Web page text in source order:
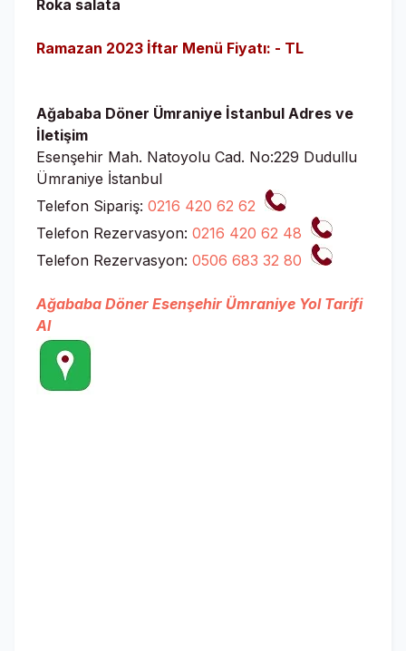
Roka salata
Ramazan 2023 İftar Menü Fiyatı: - TL
Ağababa Döner Ümraniye İstanbul Adres ve
İletişim
Esenşehir Mah. Natoyolu Cad. No:229 Dudullu
Ümraniye İstanbul
Telefon Sipariş: 0216 420 62 62
Telefon Rezervasyon: 0216 420 62 48
Telefon Rezervasyon: 0506 683 32 80
Ağababa Döner Esenşehir Ümraniye Yol Tarifi
Al